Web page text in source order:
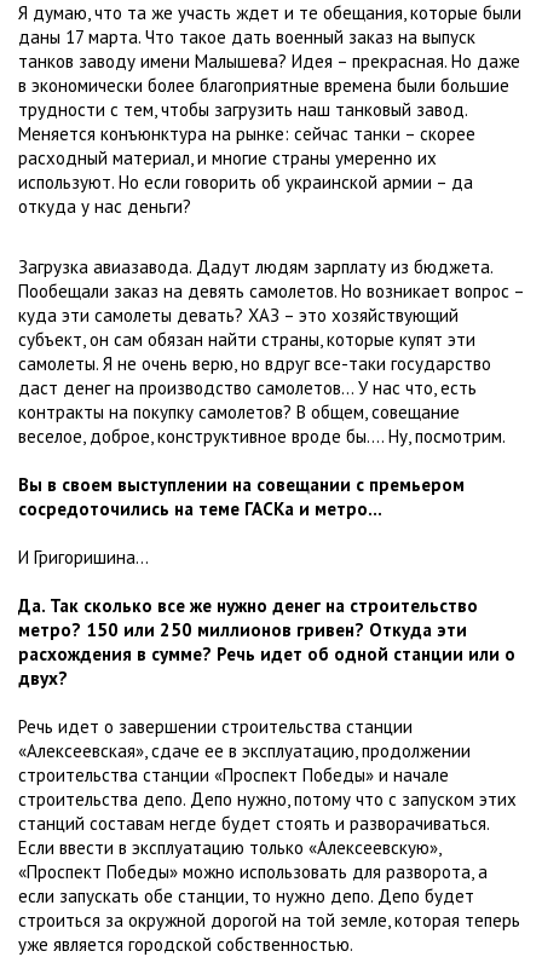
Я думаю, что та же участь ждет и те обещания, которые были
даны 17 марта. Что такое дать военный заказ на выпуск
танков заводу имени Малышева? Идея – прекрасная. Но даже
в экономически более благоприятные времена были большие
трудности с тем, чтобы загрузить наш танковый завод.
Меняется конъюнктура на рынке: сейчас танки – скорее
расходный материал, и многие страны умеренно их
используют. Но если говорить об украинской армии – да
откуда у нас деньги?
Загрузка авиазавода. Дадут людям зарплату из бюджета.
Пообещали заказ на девять самолетов. Но возникает вопрос –
куда эти самолеты девать? ХАЗ – это хозяйствующий
субъект, он сам обязан найти страны, которые купят эти
самолеты. Я не очень верю, но вдруг все-таки государство
даст денег на производство самолетов... У нас что, есть
контракты на покупку самолетов? В общем, совещание
веселое, доброе, конструктивное вроде бы.... Ну, посмотрим.
Вы в своем выступлении на совещании с премьером
сосредоточились на теме ГАСКа и метро...
И Григоришина...
Да. Так сколько все же нужно денег на строительство
метро? 150 или 250 миллионов гривен? Откуда эти
расхождения в сумме? Речь идет об одной станции или о
двух?
Речь идет о завершении строительства станции
«Алексеевская», сдаче ее в эксплуатацию, продолжении
строительства станции «Проспект Победы» и начале
строительства депо. Депо нужно, потому что с запуском этих
станций составам негде будет стоять и разворачиваться.
Если ввести в эксплуатацию только «Алексеевскую»,
«Проспект Победы» можно использовать для разворота, а
если запускать обе станции, то нужно депо. Депо будет
строиться за окружной дорогой на той земле, которая теперь
уже является городской собственностью.